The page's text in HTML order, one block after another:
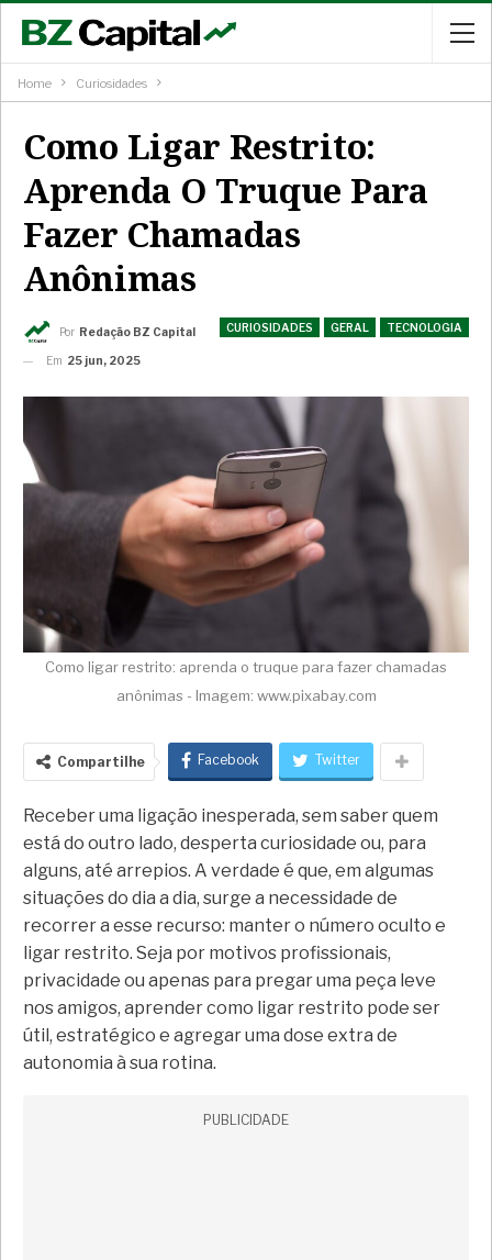
Home Curiosidades
Como Ligar Restrito:
Aprenda O Truque Para
Fazer Chamadas
Anônimas
CURIOSIDADES GERAL TECNOLOGIA
Por Redação BZ Capital
Em 25 jun, 2025
Como ligar restrito: aprenda o truque para fazer chamadas
anônimas - Imagem: www.pixabay.com
Compartilhe Facebook Twitter
Receber uma ligação inesperada, sem saber quem
está do outro lado, desperta curiosidade ou, para
alguns, até arrepios. A verdade é que, em algumas
situações do dia a dia, surge a necessidade de
recorrer a esse recurso: manter o número oculto e
ligar restrito. Seja por motivos profissionais,
privacidade ou apenas para pregar uma peça leve
nos amigos, aprender como ligar restrito pode ser
útil, estratégico e agregar uma dose extra de
autonomia à sua rotina.
PUBLICIDADE